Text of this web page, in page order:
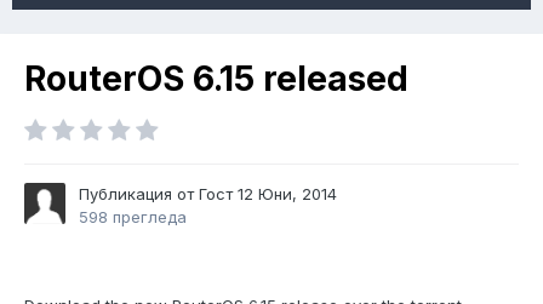
RouterOS 6.15 released
Публикация от Гост12 Юни, 2014
598 прегледа